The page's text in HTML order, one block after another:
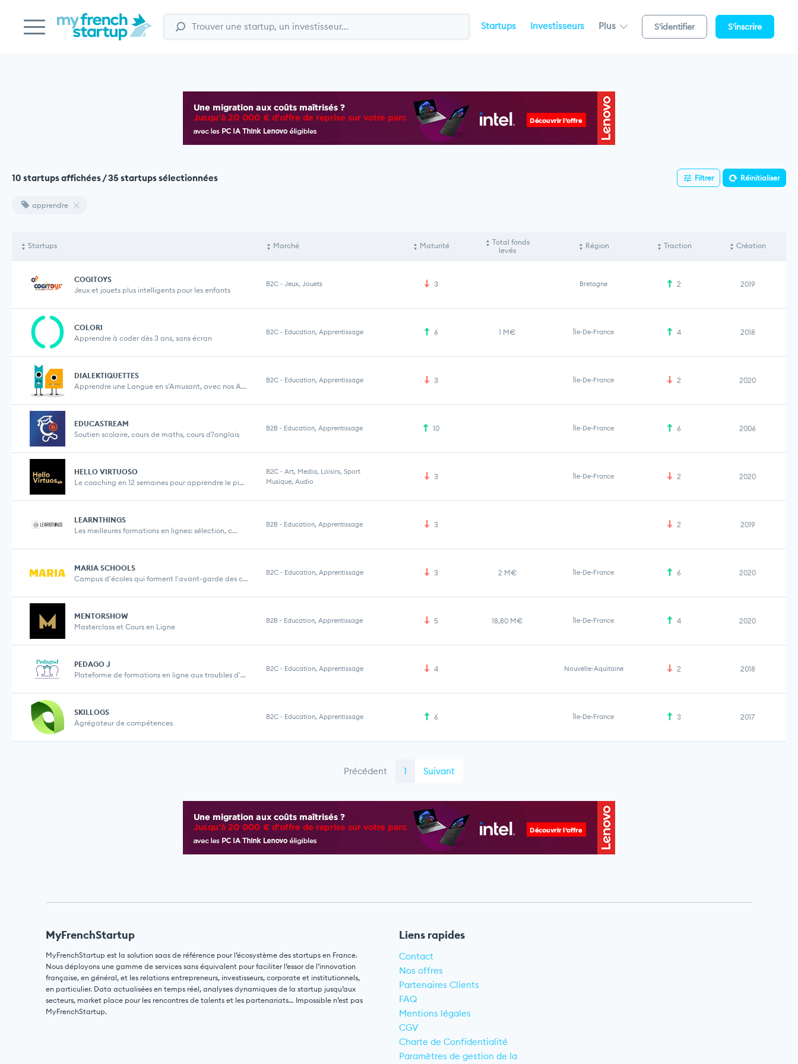
Startups Investisseurs Plus S'identifier S'inscrire
10 startups affichées / 35 startups sélectionnées Filtrer Réinitialiser
apprendre
Startups Marché Maturité
Total fonds
levés
Région Traction Création
COGITOYS
Jeux et jouets plus intelligents pour les enfants
B2C - Jeux, Jouets 3 Bretagne 2 2019
COLORI
Apprendre à coder dès 3 ans, sans écran
B2C - Education, Apprentissage 6 1 M€ Île-De-France 4 2018
DIALEKTIQUETTES
Apprendre une Langue en s'Amusant, avec nos Autoco...
B2C - Education, Apprentissage 3 Île-De-France 2 2020
EDUCASTREAM
Soutien scolaire, cours de maths, cours d?anglais
B2B - Education, Apprentissage 10 Île-De-France 6 2006
HELLO VIRTUOSO
Le coaching en 12 semaines pour apprendre le piano...
B2C - Art, Media, Loisirs, Sport
Musique, Audio
3 Île-De-France 2 2020
LEARNTHINGS
Les meilleures formations en lignes: sélection, c...
B2B - Education, Apprentissage 3 2 2019
MARIA SCHOOLS
Campus d'écoles qui forment l'avant-garde des col...
B2C - Education, Apprentissage 3 2 M€ Île-De-France 6 2020
MENTORSHOW
Masterclass et Cours en Ligne
B2B - Education, Apprentissage 5 18,80 M€ Île-De-France 4 2020
PEDAGO J
Plateforme de formations en ligne aux troubles d'a...
B2C - Education, Apprentissage 4 Nouvelle-Aquitaine 2 2018
SKILLOGS
Agrégateur de compétences
B2C - Education, Apprentissage 6 Île-De-France 3 2017
Précédent 1 Suivant
MyFrenchStartup
MyFrenchStartup est la solution saas de référence pour l’écosystème des startups en France.
Nous déployons une gamme de services sans équivalent pour faciliter l’essor de l’innovation
française, en général, et les relations entrepreneurs, investisseurs, corporate et institutionnels,
en particulier. Data actualisées en temps réel, analyses dynamiques de la startup jusqu’aux
secteurs, market place pour les rencontres de talents et les partenariats… Impossible n’est pas
MyFrenchStartup.
Liens rapides
Contact
Nos offres
Partenaires Clients
FAQ
Mentions légales
CGV
Charte de Confidentialité
Paramètres de gestion de la